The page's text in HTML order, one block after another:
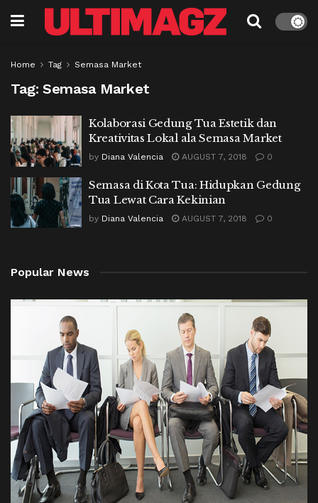
Home Tag Semasa Market
Tag: Semasa Market
Kolaborasi Gedung Tua Estetik dan
Kreativitas Lokal ala Semasa Market
by Diana Valencia AUGUST 7, 2018 0
Semasa di Kota Tua: Hidupkan Gedung
Tua Lewat Cara Kekinian
by Diana Valencia AUGUST 7, 2018 0
Popular News